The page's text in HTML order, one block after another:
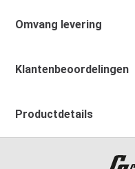
Omvang levering
Klantenbeoordelingen
Productdetails